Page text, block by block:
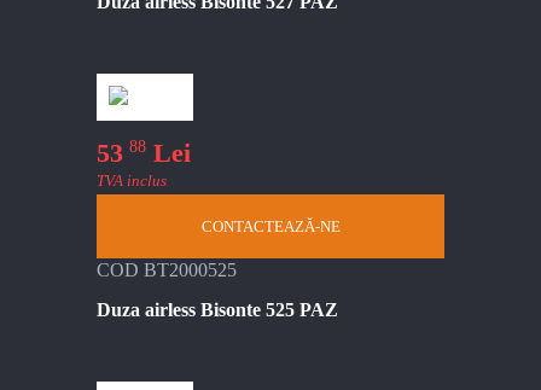
53 88 Lei
TVA inclus
CONTACTEAZĂ-NE
COD BT2000525
Duza airless Bisonte 525 PAZ